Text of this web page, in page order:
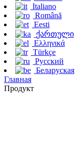
Italiano
Română
Eesti
ქართული
Ελληνικά
Türkçe
Русский
Беларуская
Главная
Продукт